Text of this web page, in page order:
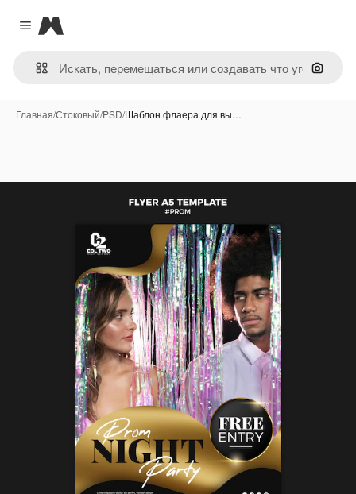
Close menu
Magnific
Поиск
Главная/Стоковый/PSD/Шаблон флаера для вы…